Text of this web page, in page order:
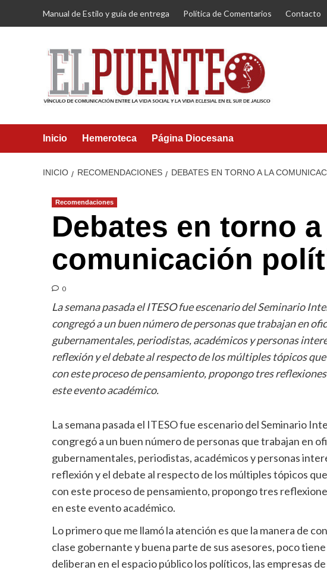
Manual de Estilo y guía de entrega Política de Comentarios Contacto
Inicio Hemeroteca Página Diocesana
INICIO RECOMENDACIONES DEBATES EN TORNO A LA
Recomendaciones
Debates en torno
comunicación
0
La semana pasada el ITESO fue escenario del Seminario
congregó a un buen número de personas que trabajan en
gubernamentales, periodistas, académicos y personas
reflexión y el debate al respecto de los múltiples tópicos
con este proceso de pensamiento, propongo tres
este evento académico.
La semana pasada el ITESO fue escenario del Seminario
congregó a un buen número de personas que trabajan en
gubernamentales, periodistas, académicos y personas
reflexión y el debate al respecto de los múltiples tópicos
con este proceso de pensamiento, propongo tres
en este evento académico.
Lo primero que me llamó la atención es que la manera de
clase gobernante y buena parte de sus asesores, poco
deliberan en el espacio público los políticos, las empresas